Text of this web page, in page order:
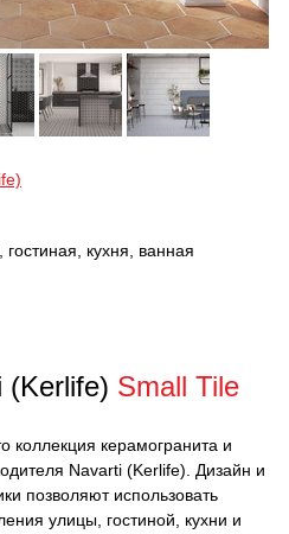
гостиная, кухня, ванная
(Kerlife) Small Tile
коллекция керамогранита и
Navarti (Kerlife). Дизайн и
позволяют использовать
улицы, гостиной, кухни и